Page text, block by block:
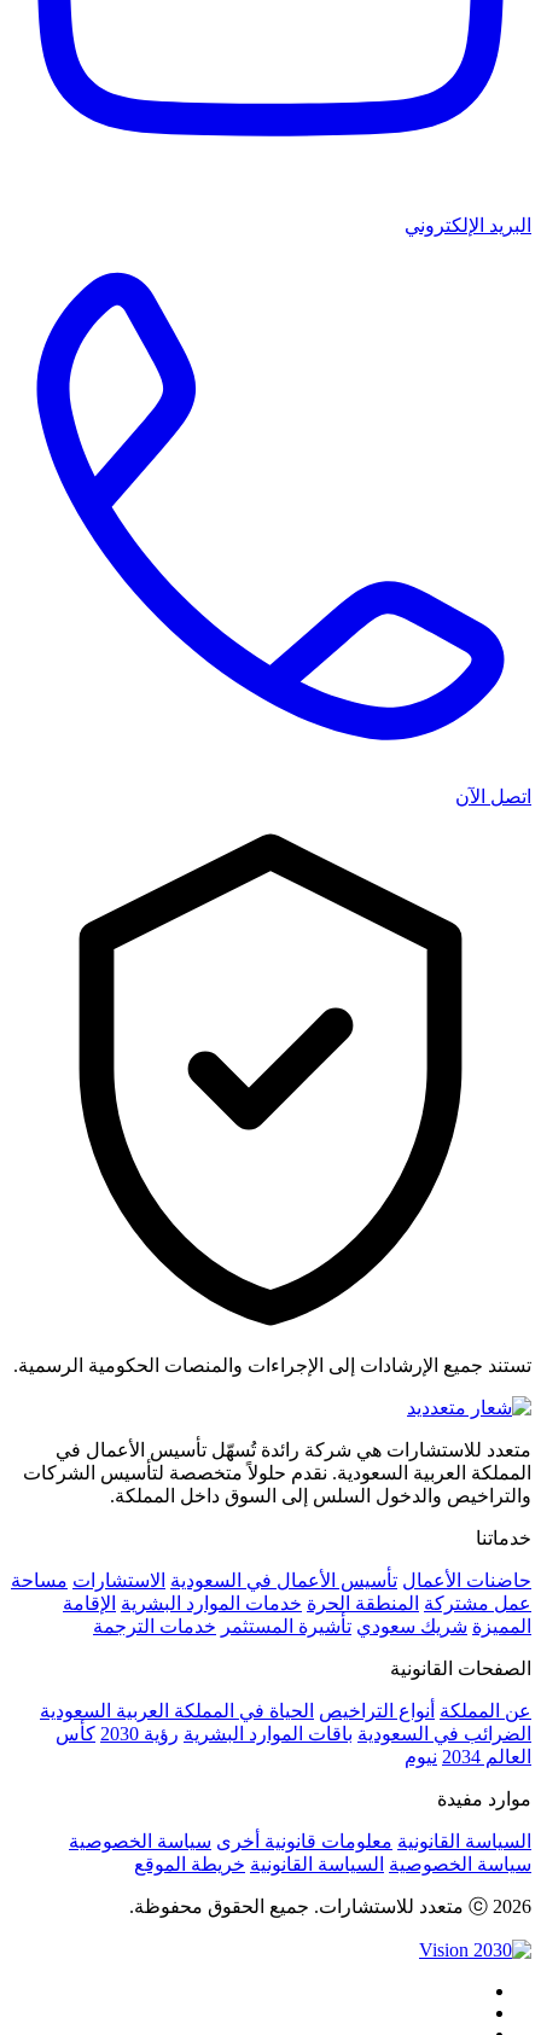
البريد الإلكتروني
اتصل الآن
تستند جميع الإرشادات إلى الإجراءات والمنصات الحكومية الرسمية.
متعدد للاستشارات هي شركة رائدة تُسهّل تأسيس الأعمال في
المملكة العربية السعودية. نقدم حلولاً متخصصة لتأسيس الشركات
والتراخيص والدخول السلس إلى السوق داخل المملكة.
خدماتنا
حاضنات الأعمال تأسيس الأعمال في السعودية الاستشارات مساحة
عمل مشتركة المنطقة الحرة خدمات الموارد البشرية الإقامة
المميزة شريك سعودي تأشيرة المستثمر خدمات الترجمة
الصفحات القانونية
عن المملكة أنواع التراخيص الحياة في المملكة العربية السعودية
الضرائب في السعودية باقات الموارد البشرية رؤية 2030
كأس
العالم 2034
نيوم
موارد مفيدة
السياسة القانونية معلومات قانونية أخرى سياسة الخصوصية
سياسة الخصوصية السياسة القانونية خريطة الموقع
ⓒ 2026 متعدد للاستشارات. جميع الحقوق محفوظة.